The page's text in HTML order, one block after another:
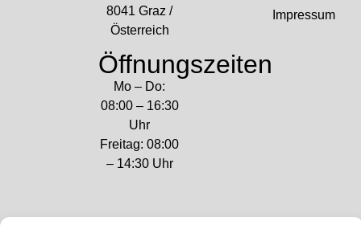
8041 Graz /
Österreich
Öffnungszeiten
Mo – Do:
08:00 – 16:30
Uhr
Freitag: 08:00
– 14:30 Uhr
Impressum